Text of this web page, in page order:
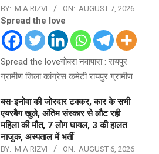
BY: M A RIZVI ON: AUGUST 7, 2026
Spread the love
Spread the loveगोबरा नवापारा : रायपुर
ग्रामीण जिला कांग्रेस कमेटी रायपुर ग्रामीण
बस-इनोवा की जोरदार टक्कर, कार के सभी
एयरबैग खुले, अंतिम संस्कार से लौट रही
महिला की मौत, 7 लोग घायल, 3 की हालत
नाजुक, अस्पताल में भर्ती
BY: M A RIZVI ON: AUGUST 6, 2026